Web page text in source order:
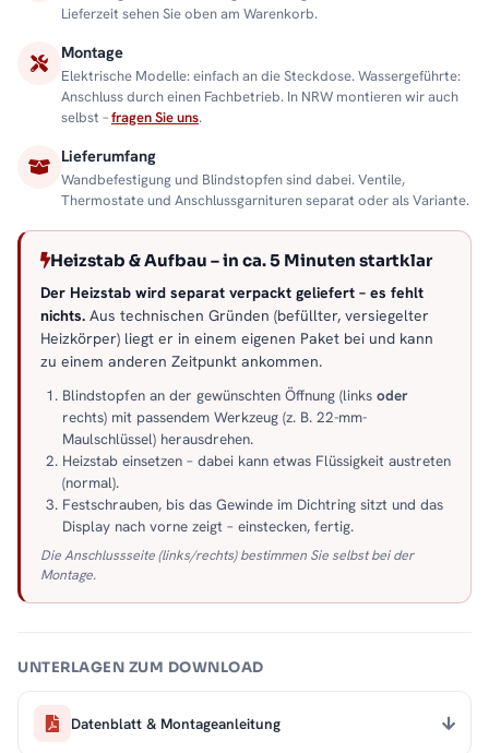
Lieferzeit sehen Sie oben am Warenkorb.
Montage
Elektrische Modelle: einfach an die Steckdose. Wassergeführte:
Anschluss durch einen Fachbetrieb. In NRW montieren wir auch
selbst –fragen Sie uns.
Lieferumfang
Wandbefestigung und Blindstopfen sind dabei. Ventile,
Thermostate und Anschlussgarnituren separat oder als Variante.
Heizstab & Aufbau – in ca. 5 Minuten startklar
Der Heizstab wird separat verpackt geliefert – es fehlt
nichts. Aus technischen Gründen (befüllter, versiegelter
Heizkörper) liegt er in einem eigenen Paket bei und kann
zu einem anderen Zeitpunkt ankommen.
Blindstopfen an der gewünschten Öffnung (links oder
rechts) mit passendem Werkzeug (z. B. 22-mm-
Maulschlüssel) herausdrehen.
Heizstab einsetzen – dabei kann etwas Flüssigkeit austreten
(normal).
Festschrauben, bis das Gewinde im Dichtring sitzt und das
Display nach vorne zeigt – einstecken, fertig.
Die Anschlussseite (links/rechts) bestimmen Sie selbst bei der
Montage.
UNTERLAGEN ZUM DOWNLOAD
Datenblatt & Montageanleitung